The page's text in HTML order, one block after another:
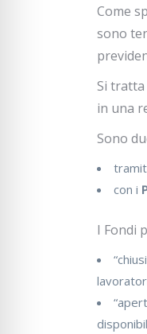
Come
sono
Si
in una
Sono
con i
I Fondi